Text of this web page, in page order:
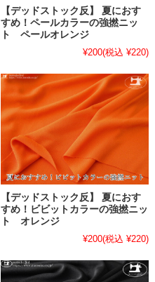
【デッドストック反】 夏におす
すめ！ペールカラーの強撚ニッ
ト ペールオレンジ
¥200(税込 ¥220)
【デッドストック反】 夏におす
すめ！ビビットカラーの強撚ニッ
ト オレンジ
¥200(税込 ¥220)